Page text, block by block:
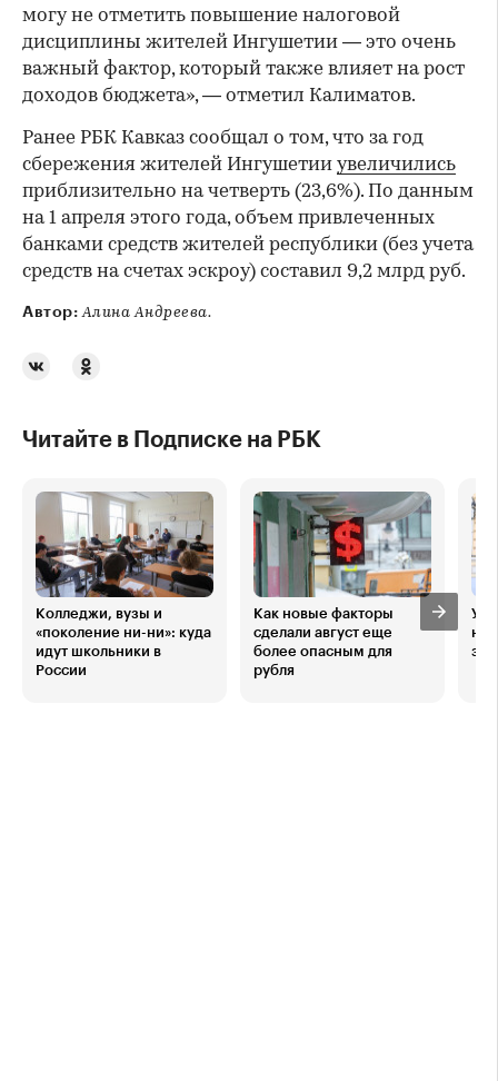
могу не отметить повышение налоговой
дисциплины жителей Ингушетии — это очень
важный фактор, который также влияет на рост
доходов бюджета», — отметил Калиматов.
Ранее РБК Кавказ сообщал о том, что за год
сбережения жителей Ингушетии увеличились
приблизительно на четверть (23,6%). По данным
на 1 апреля этого года, объем привлеченных
банками средств жителей республики (без учета
средств на счетах эскроу) составил 9,2 млрд руб.
Автор: Алина Андреева.
Читайте в Подписке на РБК
Колледжи, вузы и
«поколение ни-ни»: куда
идут школьники в
России
Как новые факторы
сделали август еще
более опасным для
рубля
не